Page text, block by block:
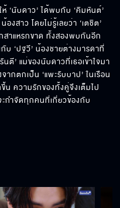
เมื่อตะวันลับฟ้าก็จะเป็นเวลา
เมื่อตะวันลับฟ้าก็จะเป็นเวลา
ห้ ‘นับดาว’ ได้พบกับ ‘คิมหันต์’
งสาว โดยไม่รู้เลยว่า ‘เตชิต’
สาแหรกขาด ทั้งสองพบกันอีก
‘ปฐวี’ น้องชายต่างมารดาที่
ตี’ แม่ของนับดาวที่เธอเข้าใจมา
กตกเป็น ‘แพะรับบาป’ ในเรือน
น ความรักของทั้งคู่จึงเต็มไป
กำจัดทุกคนที่เกี่ยวข้องกับ